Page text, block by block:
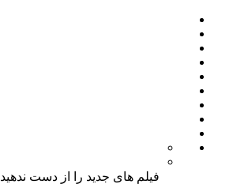
فیلم های جدید را از دست ندهید